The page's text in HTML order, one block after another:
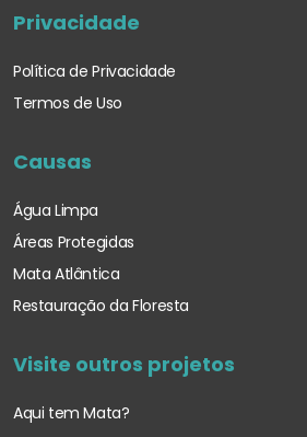
Privacidade
Política de Privacidade
Termos de Uso
Causas
Água Limpa
Áreas Protegidas
Mata Atlântica
Restauração da Floresta
Visite outros projetos
Aqui tem Mata?